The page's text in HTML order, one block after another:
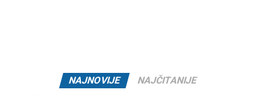
jednom je pokazala koliko je važno njegovati kulturu
empatije, poštovanja i odgovornosti, posebno u trenucima
NAJNOVIJE NAJČITANIJE